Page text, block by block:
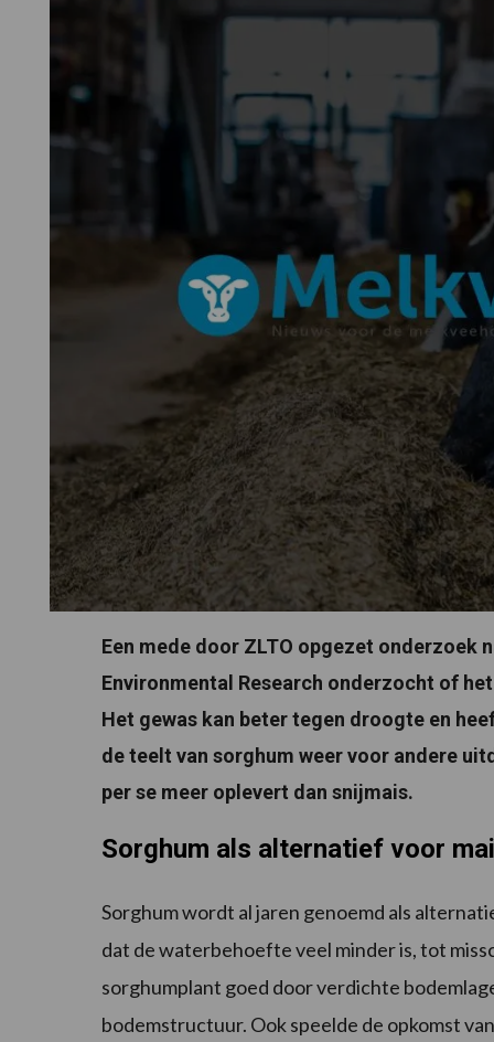
Een mede door ZLTO opgezet onderzoek
Environmental Research onderzocht of
Het gewas kan beter tegen droogte en
de teelt van sorghum weer voor andere
per se meer oplevert dan snijmais.
Sorghum als alternatief voor
Sorghum wordt al jaren genoemd als
dat de waterbehoefte veel minder is, tot
sorghumplant goed door verdichte
bodemstructuur. Ook speelde de opkomst